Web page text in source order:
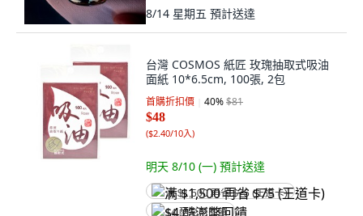
8/14 星期五 預計送達
台灣 COSMOS 紙匠 玫瑰抽取式吸油
面紙 10*6.5cm, 100張, 2包
首購折扣價 40%$81
$48
($2.40/10入)
明天 8/10 (一) 預計送達
满 $1,500 再省 $75 (王道卡)
$4 酷澎幣回饋